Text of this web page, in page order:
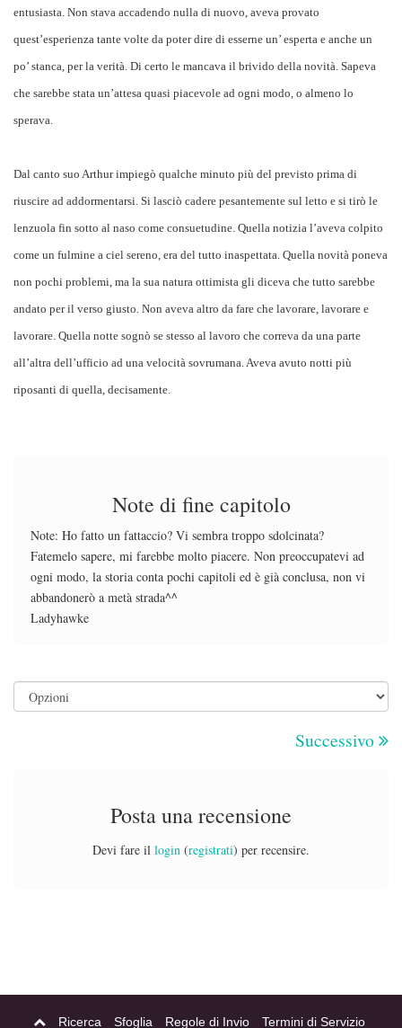
entusiasta. Non stava accadendo nulla di nuovo, aveva provato
quest’esperienza tante volte da poter dire di esserne un’ esperta e anche un
po’ stanca, per la verità. Di certo le mancava il brivido della novità. Sapeva
che sarebbe stata un’attesa quasi piacevole ad ogni modo, o almeno lo
sperava.
Dal canto suo Arthur impiegò qualche minuto più del previsto prima di
riuscire ad addormentarsi. Si lasciò cadere pesantemente sul letto e si tirò le
lenzuola fin sotto al naso come consuetudine. Quella notizia l’aveva colpito
come un fulmine a ciel sereno, era del tutto inaspettata. Quella novità poneva
non pochi problemi, ma la sua natura ottimista gli diceva che tutto sarebbe
andato per il verso giusto. Non aveva altro da fare che lavorare, lavorare e
lavorare. Quella notte sognò se stesso al lavoro che correva da una parte
all’altra dell’ufficio ad una velocità sovrumana. Aveva avuto notti più
riposanti di quella, decisamente.
Note di fine capitolo
Note: Ho fatto un fattaccio? Vi sembra troppo sdolcinata?
Fatemelo sapere, mi farebbe molto piacere. Non preoccupatevi ad
ogni modo, la storia conta pochi capitoli ed è già conclusa, non vi
abbandonerò a metà strada^^
Ladyhawke
Successivo
Posta una recensione
Devi fare il login (registrati) per recensire.
Ricerca Sfoglia Regole di Invio Termini di Servizio